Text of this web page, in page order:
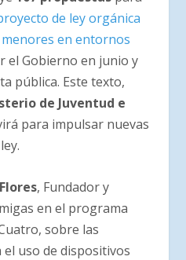
de ley orgánica
en entornos
el Gobierno en junio y
pública. Este texto,
de Juventud e
para impulsar nuevas
, Fundador y
en el programa
sobre las
uso de dispositivos